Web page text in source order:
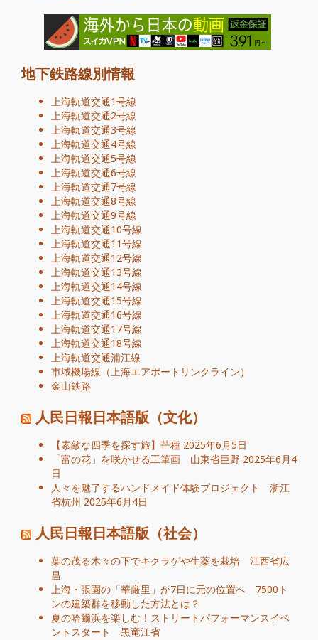
地下鉄路線別情報
上海軌道交通1号線
上海軌道交通2号線
上海軌道交通3号線
上海軌道交通4号線
上海軌道交通5号線
上海軌道交通6号線
上海軌道交通7号線
上海軌道交通8号線
上海軌道交通9号線
上海軌道交通10号線
上海軌道交通11号線
上海軌道交通12号線
上海軌道交通13号線
上海軌道交通14号線
上海軌道交通15号線
上海軌道交通16号線
上海軌道交通17号線
上海軌道交通18号線
上海軌道交通浦江線
市域機場線（上海エアポートリンクライン）
金山鉄路
人民日報日本語版（文化）
【素敵な四季を探す旅】芒種 2025年6月5日
「富の花」を咲かせる工筆画 山東省巨野 2025年6月4
日
人々を魅了するハンドメイド体験プロジェクト 浙江
省杭州 2025年6月4日
人民日報日本語版（社会）
葉の茂る木々の下でキクラゲや生薬を栽培 江西省広
昌
上海・張園の「華厳里」が7日に元の位置へ 7500ト
ンの建築群を移動した方法とは？
夏の哈爾浜を楽しむ！ストリートパフォーマンスイベ
ントスタート 黒竜江省